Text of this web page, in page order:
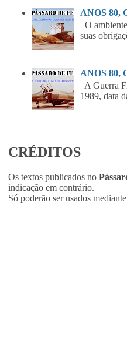
ANOS 80,
O
suas
ANOS 80,
A Guerra
1989, data
CRÉDITOS
Os textos publicados no
indicação em contrário.
Só poderão ser usados